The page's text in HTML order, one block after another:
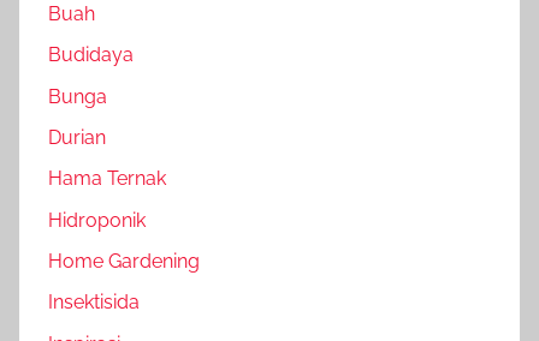
Buah
Budidaya
Bunga
Durian
Hama Ternak
Hidroponik
Home Gardening
Insektisida